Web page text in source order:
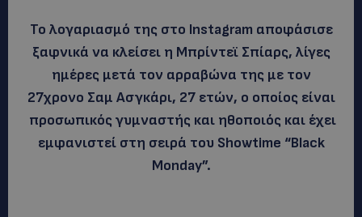
To λογαριασμό της στο Instagram αποφάσισε
ξαφνικά να κλείσει η Μπρίντεϊ Σπίαρς, λίγες
ημέρες μετά τον αρραβώνα της με τον
27χρονο Σαμ Ασγκάρι, 27 ετών, ο οποίος είναι
προσωπικός γυμναστής και ηθοποιός και έχει
εμφανιστεί στη σειρά του Showtime “Black
Monday”.